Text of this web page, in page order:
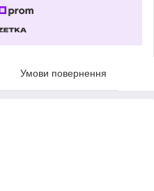
Умови повернення